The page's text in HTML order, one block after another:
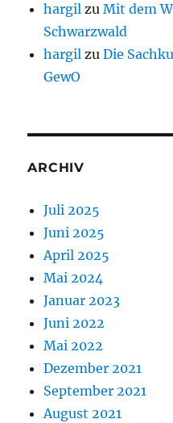
hargil zuMit dem
Schwarzwald
hargil zuDie
GewO
ARCHIV
Juli 2025
Juni 2025
April 2025
Mai 2024
Januar 2023
Juni 2022
Mai 2022
Dezember 2021
September 2021
August 2021